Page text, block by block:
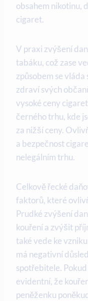
obsahem nikotinu,
cigaret.
V praxi zvýšení
tabáku, což zase
způsobem se
zdraví svých
vysoké ceny
černého trhu, kde
za nižší ceny.
a bezpečnost
nelegálním trhu.
Celkově řecké
faktorů, které
Prudké zvýšení
kouření a zvýšit
také vede ke
má negativní
spotřebitele.
evidentní, že
peněženku